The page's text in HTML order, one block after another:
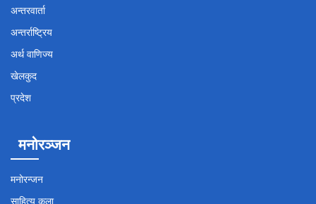
अन्तरवार्ता
अन्तर्राष्ट्रिय
अर्थ वाणिज्य
खेलकुद
प्रदेश
मनोरञ्जन
मनोरन्जन
साहित्य कला